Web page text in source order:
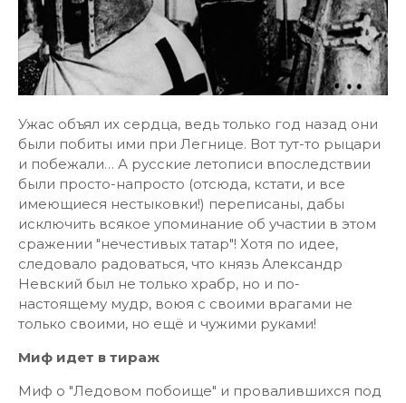
Ужас объял их сердца, ведь только год назад они
были побиты ими при Легнице. Вот тут-то рыцари
и побежали… А русские летописи впоследствии
были просто-напросто (отсюда, кстати, и все
имеющиеся нестыковки!) переписаны, дабы
исключить всякое упоминание об участии в этом
сражении "нечестивых татар"! Хотя по идее,
следовало радоваться, что князь Александр
Невский был не только храбр, но и по-
настоящему мудр, воюя с своими врагами не
только своими, но ещё и чужими руками!
Миф идет в тираж
Миф о "Ледовом побоище" и провалившихся под